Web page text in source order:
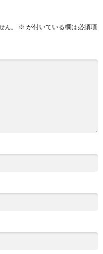
ん。 ※ が付いている欄は必須項